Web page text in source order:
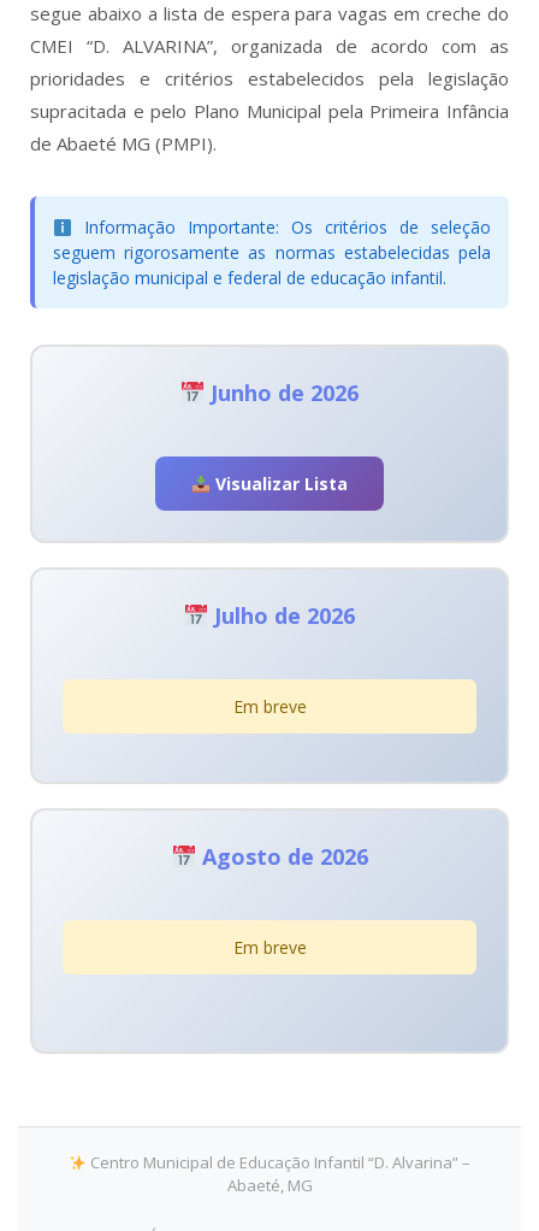
segue abaixo a lista de espera para vagas em creche do
CMEI “D. ALVARINA”, organizada de acordo com as
prioridades e critérios estabelecidos pela legislação
supracitada e pelo Plano Municipal pela Primeira Infância
de Abaeté MG (PMPI).
Informação Importante: Os critérios de seleção
seguem rigorosamente as normas estabelecidas pela
legislação municipal e federal de educação infantil.
Junho de 2026
Visualizar Lista
Julho de 2026
Em breve
Agosto de 2026
Em breve
Centro Municipal de Educação Infantil “D. Alvarina” –
Abaeté, MG